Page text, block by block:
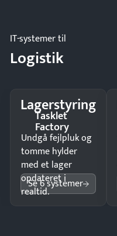
IT-systemer til
Logistik
Lagerstyring
Tasklet
Factory
Undgå fejlpluk og
tomme hylder
med et lager
opdateret i
realtid.
Se 6 systemer